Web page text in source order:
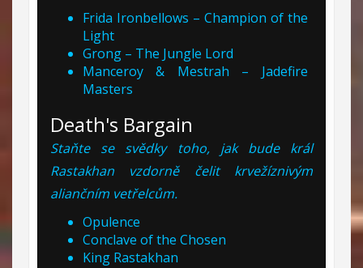
Frida Ironbellows – Champion of the
Light
Grong – The Jungle Lord
Manceroy & Mestrah – Jadefire
Masters
Death's Bargain
Staňte se svědky toho, jak bude král
Rastakhan vzdorně čelit krvežíznivým
aliančním vetřelcům.
Opulence
Conclave of the Chosen
King Rastakhan